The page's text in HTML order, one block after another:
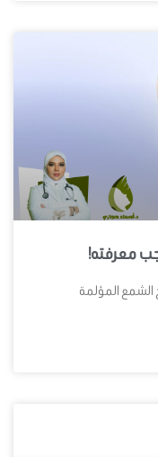
معرفته!
الشمع المؤلمة